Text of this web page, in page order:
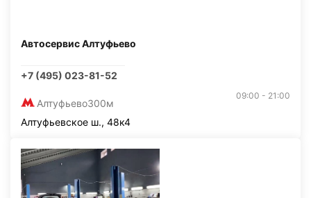
Автосервис Алтуфьево
+7 (495) 023-81-52
Алтуфьево300м
09:00 - 21:00
Алтуфьевское ш., 48к4